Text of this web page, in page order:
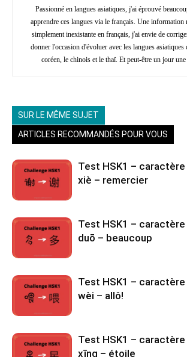
Passionné en langues asiatiques, j'ai éprouvé
apprendre ces langues via le français. Une information
simplement inexistante en français, j'ai envie de
donner l'occasion d'évoluer avec les langues asiatiques
coréen, le chinois et le thaï. Et peut-être un jour une
SUR LE MÊME SUJET
ARTICLES RECOMMANDÉS POUR VOUS
Test HSK1 – caractère
xiè – remercier
Test HSK1 – caractère
duō – beaucoup
Test HSK1 – caractère
wèi – allô!
Test HSK1 – caractère
xīng – étoile